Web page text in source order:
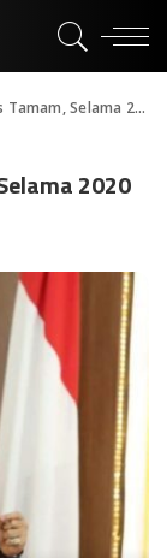
Selama 2020
2020